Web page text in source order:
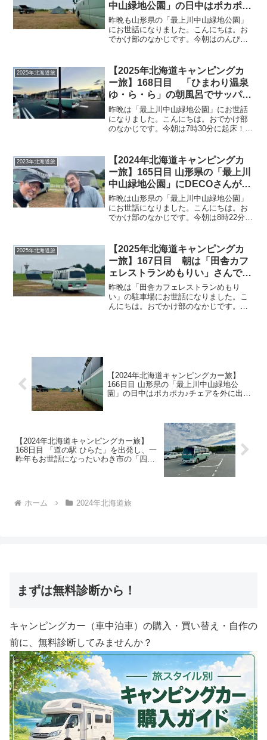
中山緑地公園」の日中はポカポカ
♪チェアを外に出して「サッポロ
クラシック」で乾杯、そしてウト
ウト
昨晩も山形県の「最上川中山緑地公園」
にお世話になりました。こんにちは。お
でかけ部のなかじです。今朝はのんびり9
ーゼリーで朝ご飯。美味しくいただきま
した♪おご馳走様で...
2025年北海道旅
【2025年北海道キャンピングカ
ー旅】168日目 「ひまわり温泉
ゆ・ら・ら」の朝風呂でサッパリ
して、1泊お世話になった「最上
川中山緑地公園」を出発！3年振
りに「道の駅 南相馬」へ
昨晩は「最上川中山緑地公園」にお世話
になりました。こんにちは。おでかけ部
のなかじです。今朝は7時30分に起床！曇
上げて就寝。夜中もFFヒーター不要で快
適に眠れました...
2023年北海道旅
【2024年北海道キャンピングカ
ー旅】165日目 山形県の「最上川
中山緑地公園」にDECOさんが！
昨年の稚内以来の再会です♪夕方
近くになるとテントが増えていま
した
昨晩は山形県の「最上川中山緑地公園」
にお世話になりました。こんにちは。お
でかけ部のなかじです。今朝は8時22分に
すね^^;全方向、真っ白です。朝のルーテ
ィンを済ませ、ト...
2025年北海道旅
【2025年北海道キャンピングカ
ー旅】167日目 朝は「田舎カフ
ェレストランめもりい」さんで美
味しいコーヒーをいただき出発！
30kmほど走行し、昨年もお世話
になった「最上川中山緑地公園」
昨晩は「田舎カフェレストランめもり
い」の駐車場にお世話になりました。こ
んにちは。おでかけ部のなかじです。今
【2024年北海道キャンピングカー旅】
166日目 山形県の「最上川中山緑地公
園」の日中はポカポカ♪チェアを外に出し
【2024年北海道キャンピングカー旅】
168日目 「道の駅 ひらた」を出発し、一
昨年もお世話になったいわき市の「四倉
ホーム 2024年北海道旅
まずは無料診断から！
キャンピングカー（車中泊車）の購入・買い替え・自作の
前に、無料診断してみませんか？